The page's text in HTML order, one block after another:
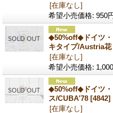
[在庫なし]
希望小売価格: 950
◆50%off◆ドイツ・
キタイプ/Austria花
[在庫なし]
希望小売価格:
◆50%off◆ドイツ・
ス/CUBA’78 [4842]
[在庫なし]